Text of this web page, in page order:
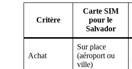
Critère
Carte SIM
pour le
Salvador
Achat
Sur place
(aéroport ou
ville)